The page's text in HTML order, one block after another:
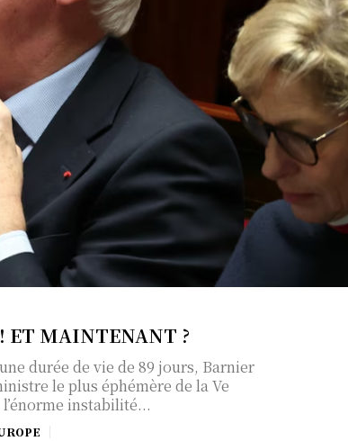
ET MAINTENANT ?
durée de vie de 89 jours, Barnier
le plus éphémère de la Ve
instabilité...